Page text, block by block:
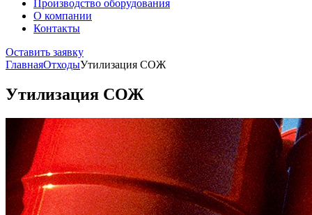
Производство оборудования
О компании
Контакты
Оставить заявку
ГлавнаяОтходыУтилизация СОЖ
Утилизация СОЖ